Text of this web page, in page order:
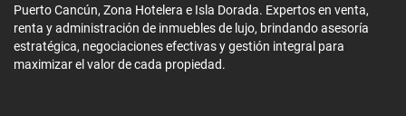
Puerto Cancún, Zona Hotelera e Isla Dorada. Expertos en venta,
renta y administración de inmuebles de lujo, brindando asesoría
estratégica, negociaciones efectivas y gestión integral para
maximizar el valor de cada propiedad.